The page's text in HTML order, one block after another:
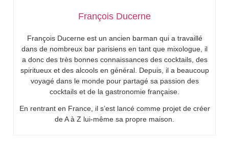
François Ducerne
François Ducerne est un ancien barman qui a travaillé
dans de nombreux bar parisiens en tant que mixologue, il
a donc des très bonnes connaissances des cocktails, des
spiritueux et des alcools en général. Depuis, il a beaucoup
voyagé dans le monde pour partagé sa passion des
cocktails et de la gastronomie française.
En rentrant en France, il s’est lancé comme projet de créer
de A à Z lui-même sa propre maison.